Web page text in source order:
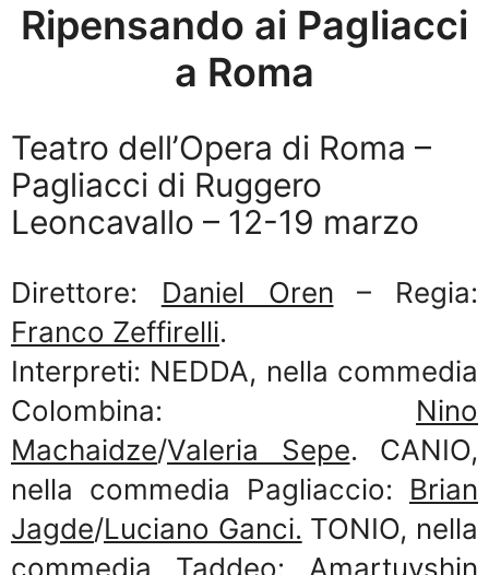
Ripensando ai Pagliacci
a Roma
Teatro dell’Opera di Roma –
Pagliacci di Ruggero
Leoncavallo – 12-19 marzo
Direttore: Daniel Oren – Regia:
Franco Zeffirelli.
Interpreti: NEDDA, nella commedia
Colombina: Nino
Machaidze/Valeria Sepe. CANIO,
nella commedia Pagliaccio: Brian
Jagde/Luciano Ganci. TONIO, nella
commedia Taddeo: Amartuvshin